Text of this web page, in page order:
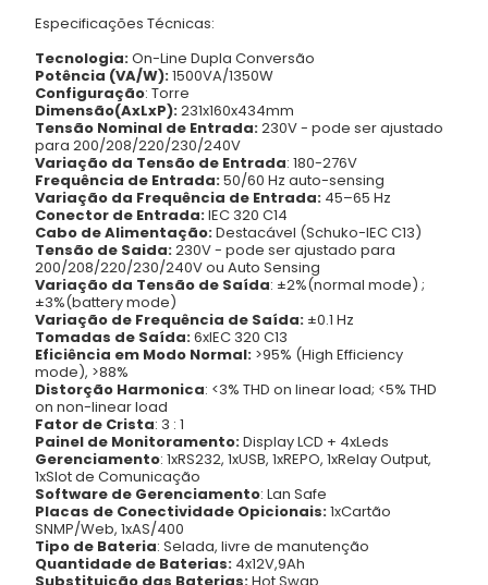
Especificações Técnicas:
Tecnologia:On-Line Dupla Conversão
Potência (VA/W):1500VA/1350W
Configuração: Torre
Dimensão(AxLxP):231x160x434mm
Tensão Nominal de Entrada:230V - pode ser ajustado
para 200/208/220/230/240V
Variação da Tensão de Entrada: 180-276V
Frequência de Entrada:50/60 Hz auto-sensing
Variação da Frequência de Entrada: 45–65 Hz
Conector de Entrada:IEC 320 C14
Cabo de Alimentação:Destacável (Schuko-IEC C13)
Tensão de Saida:230V - pode ser ajustado para
200/208/220/230/240V ou Auto Sensing
Variação da Tensão de Saída: ±2%(normal mode) ;
±3%(battery mode)
Variação de Frequência de Saída: ±0.1 Hz
Tomadas de Saída:6xIEC 320 C13
Eficiência em Modo Normal: >95% (High Efficiency
mode), >88%
Distorção Harmonica: <3% THD on linear load; <5% THD
on non-linear load
Fator de Crista: 3 : 1
Painel de Monitoramento:Display LCD + 4xLeds
Gerenciamento: 1xRS232, 1xUSB, 1xREPO, 1xRelay Output,
1xSlot de Comunicação
Software de Gerenciamento: Lan Safe
Placas de Conectividade Opicionais:1xCartão
SNMP/Web, 1xAS/400
Tipo de Bateria: Selada, livre de manutenção
Quantidade de Baterias: 4x12V,9Ah
Substituição das Baterias:Hot Swap